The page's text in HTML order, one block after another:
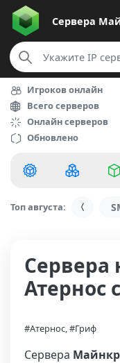
Сервера
Игроков онлайн
Всего серверов
Онлайн серверов
Обновлено
Топ августа:
Сервера
Атернос
#Атернос, #Гриф
Сервера